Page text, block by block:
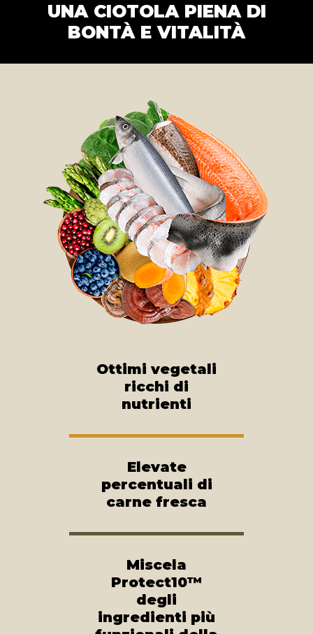
UNA CIOTOLA PIENA DI
BONTÀ E VITALITÀ
Ottimi vegetali
ricchi di
nutrienti
Elevate
percentuali di
carne fresca
Miscela
Protect10™
degli
ingredienti più